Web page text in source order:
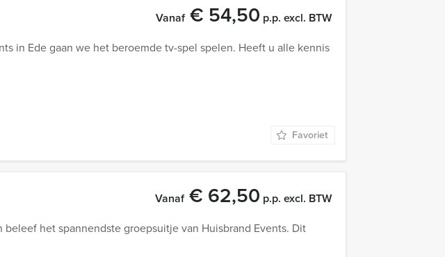
Vanaf€ 54,50 p.p. excl. BTW
in Ede gaan we het beroemde tv-spel spelen. Heeft u alle kennis
Favoriet
Vanaf€ 62,50 p.p. excl. BTW
het spannendste groepsuitje van Huisbrand Events. Dit